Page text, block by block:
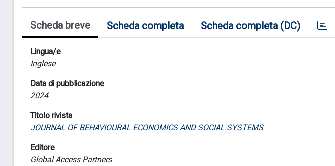
Scheda breve Scheda completa Scheda completa (DC)
Lingua/e
Inglese
Data di pubblicazione
2024
Titolo rivista
JOURNAL OF BEHAVIOURAL ECONOMICS AND SOCIAL SYSTEMS
Editore
Global Access Partners